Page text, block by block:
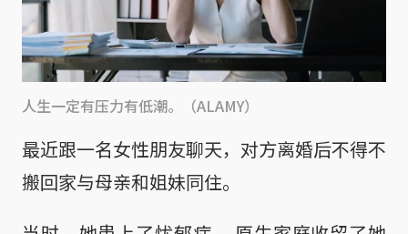
人生一定有压力有低潮。（ALAMY）
最近跟一名女性朋友聊天，对方离婚后不得不
搬回家与母亲和姐妹同住。